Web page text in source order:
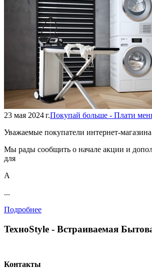
23 мая 2024 г.Покупай больше - Плати
Уважаемые покупатели интернет-
Мы рады сообщить о начале акции и
для
А
...
Подробнее
TexноStyle - Встраиваемая
Контакты